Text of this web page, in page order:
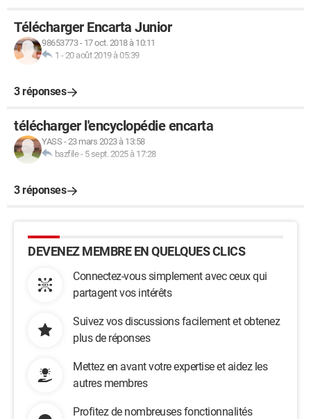
Télécharger Encarta Junior
98653773- 17 oct. 2018 à 10:11
1 -20 août 2019 à 05:39
3 réponses
télécharger l'encyclopédie encarta
YASS -23 mars 2023 à 13:58
bazfile- 5 sept. 2025 à 17:28
3 réponses
DEVENEZ MEMBRE EN QUELQUES CLICS
Connectez-vous simplement avec ceux qui
partagent vos intérêts
Suivez vos discussions facilement et obtenez
plus de réponses
Mettez en avant votre expertise et aidez les
autres membres
Profitez de nombreuses fonctionnalités